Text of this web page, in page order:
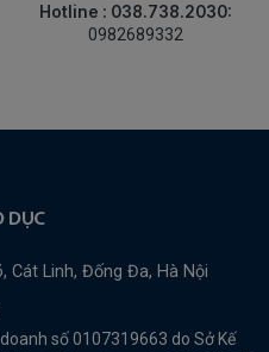
Hotline : 038.738.2030:
0982689332
Cát Linh, Đống Đa, Hà Nội
số 0107319663 do Sở Kế